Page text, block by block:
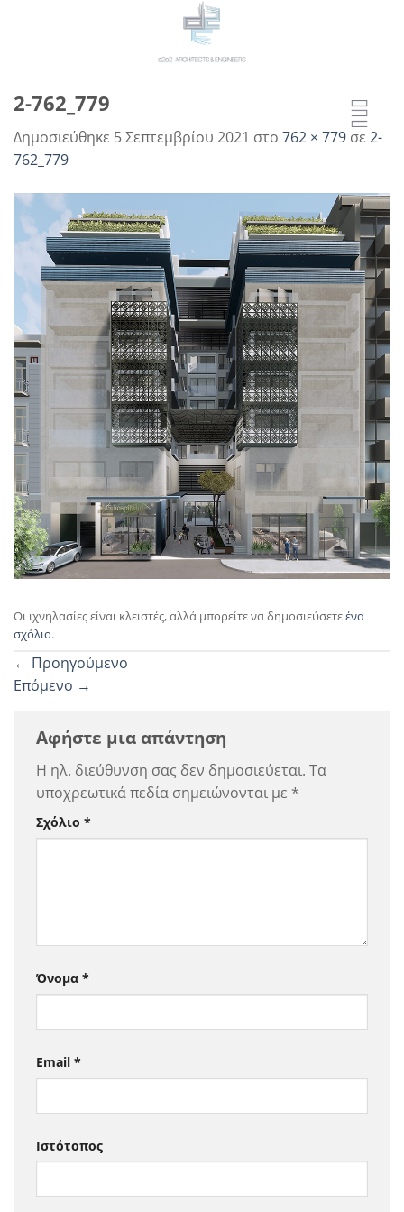
2-762_779
Δημοσιεύθηκε 5 Σεπτεμβρίου 2021 στο 762 × 779 σε 2-
762_779
Οι ιχνηλασίες είναι κλειστές, αλλά μπορείτε να δημοσιεύσετεένα
σχόλιο.
← Προηγούμενο
Επόμενο →
Αφήστε μια απάντηση
Η ηλ. διεύθυνση σας δεν δημοσιεύεται. Τα
υποχρεωτικά πεδία σημειώνονται με *
Σχόλιο *
Όνομα *
Email *
Ιστότοπος